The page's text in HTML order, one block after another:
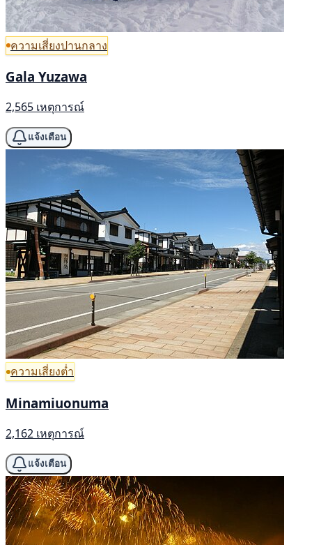
ความเสี่ยงปานกลาง
Gala Yuzawa
2,565 เหตุการณ์
แจ้งเตือน
ความเสี่ยงต่ำ
Minamiuonuma
2,162 เหตุการณ์
แจ้งเตือน